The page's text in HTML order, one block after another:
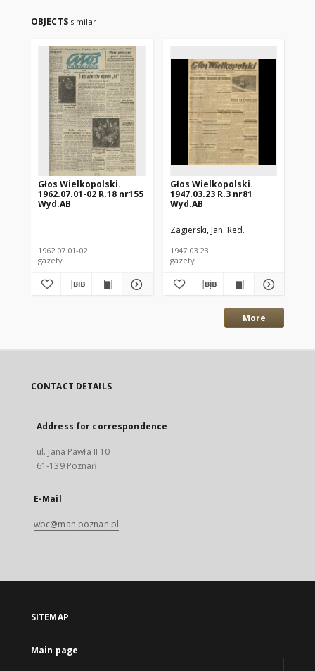
OBJECTS similar
Głos Wielkopolski.
1962.07.01-02 R.18 nr155
Wyd.AB
1962.07.01-02
gazety
Głos Wielkopolski.
1947.03.23 R.3 nr81
Wyd.AB
Zagierski, Jan. Red.
1947.03.23
gazety
More
CONTACT DETAILS
Address for correspondence
ul. Jana Pawła II 10
61-139 Poznań
E-Mail
wbc@man.poznan.pl
SITEMAP
Main page